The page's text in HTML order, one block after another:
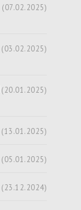
(07.02.2025)
(03.02.2025)
(20.01.2025)
(13.01.2025)
(05.01.2025)
(23.12.2024)